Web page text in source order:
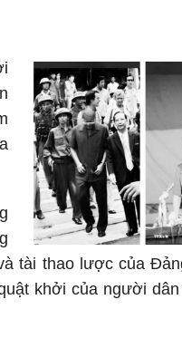
tài thao lược của
khởi của người